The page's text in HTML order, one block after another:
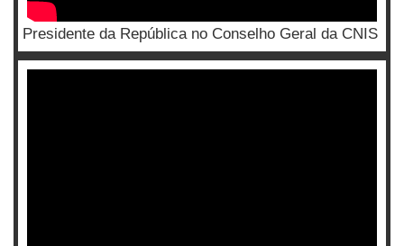
Presidente da República no Conselho Geral da CNIS